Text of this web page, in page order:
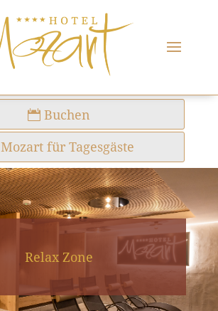
Buchen
Mozart für Tagesgäste
Relax Zone